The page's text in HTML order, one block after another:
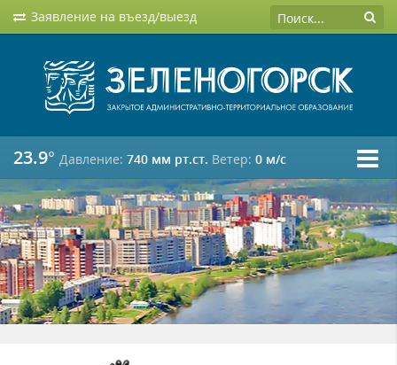
Заявление на въезд/выезд
23.9° Давление: 740 мм рт.ст. Ветер: 0 м/c